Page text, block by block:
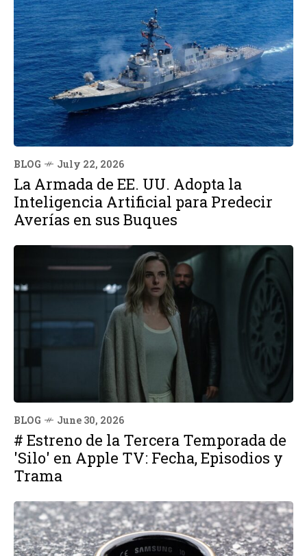
BLOG July 22, 2026
La Armada de EE. UU. Adopta la
Inteligencia Artificial para Predecir
Averías en sus Buques
BLOG June 30, 2026
# Estreno de la Tercera Temporada de
'Silo' en Apple TV: Fecha, Episodios y
Trama